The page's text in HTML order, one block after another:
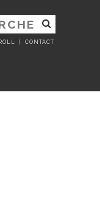
CONTACT